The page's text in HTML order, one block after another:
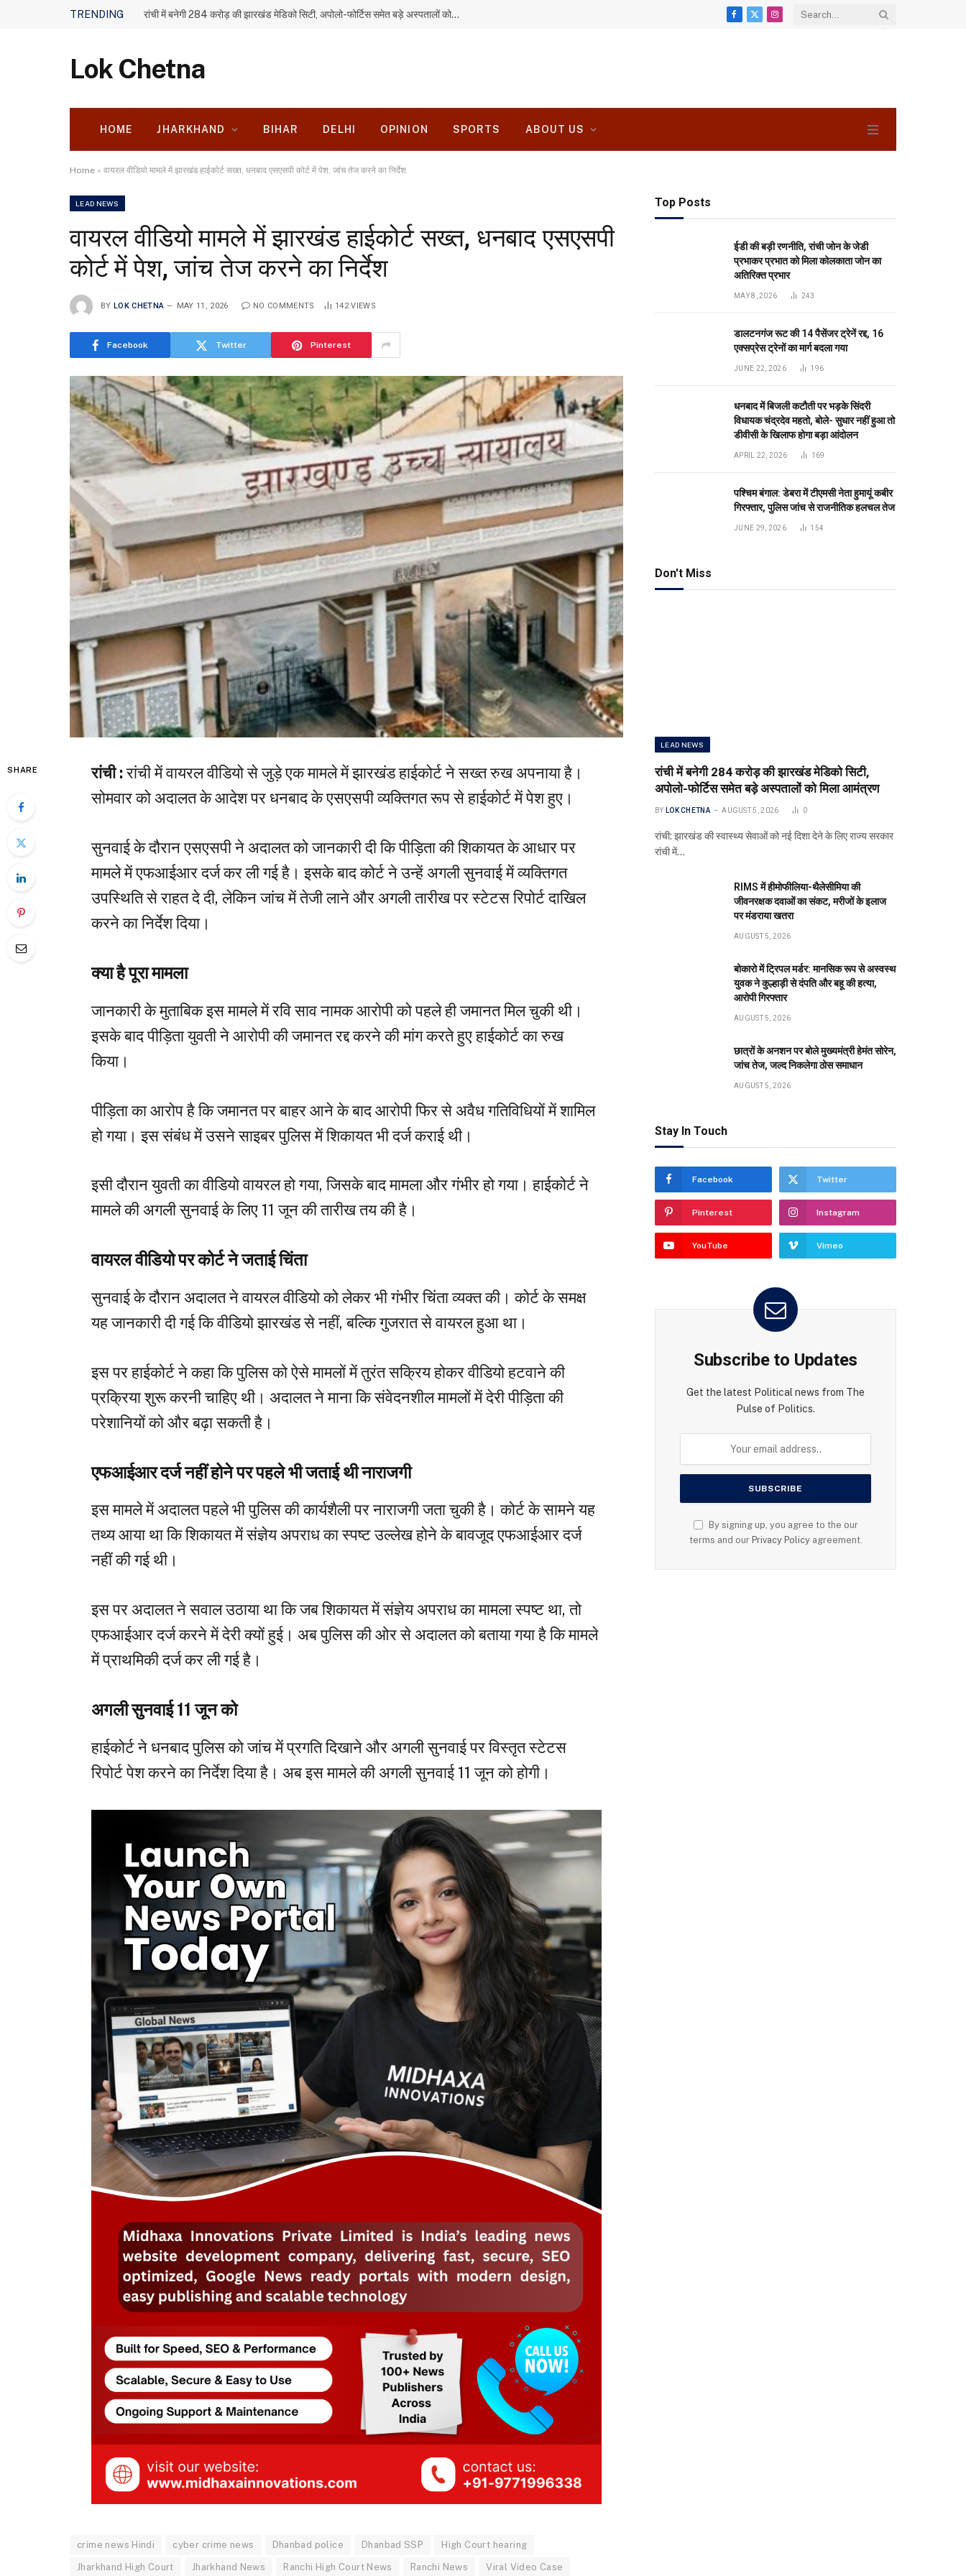
TRENDING रांची में बनेगी 284 करोड़ की झारखंड मेडिको सिटी, अपोलो-फोर्टिस समेत बड़े अस्पतालों को मिला आमंत्रण
Facebook
X
Instagram
Lok Chetna
HOME JHARKHAND BIHAR DELHI OPINION SPORTS ABOUT US
Home » वायरल वीडियो मामले में झारखंड हाईकोर्ट सख्त, धनबाद एसएसपी कोर्ट में पेश, जांच तेज करने का निर्देश
LEAD NEWS
वायरल वीडियो मामले में झारखंड हाईकोर्ट सख्त, धनबाद एसएसपी
कोर्ट में पेश, जांच तेज करने का निर्देश
BY LOK CHETNA MAY 11, 2026 NO COMMENTS 142VIEWS
Facebook Twitter Pinterest
SHARE रांची :रांची में वायरल वीडियो से जुड़े एक मामले में झारखंड हाईकोर्ट ने सख्त रुख अपनाया है।
सोमवार को अदालत के आदेश पर धनबाद के एसएसपी व्यक्तिगत रूप से हाईकोर्ट में पेश हुए।
सुनवाई के दौरान एसएसपी ने अदालत को जानकारी दी कि पीड़िता की शिकायत के आधार पर
मामले में एफआईआर दर्ज कर ली गई है। इसके बाद कोर्ट ने उन्हें अगली सुनवाई में व्यक्तिगत
उपस्थिति से राहत दे दी, लेकिन जांच में तेजी लाने और अगली तारीख पर स्टेटस रिपोर्ट दाखिल
करने का निर्देश दिया।
क्या है पूरा मामला
जानकारी के मुताबिक इस मामले में रवि साव नामक आरोपी को पहले ही जमानत मिल चुकी थी।
इसके बाद पीड़िता युवती ने आरोपी की जमानत रद्द करने की मांग करते हुए हाईकोर्ट का रुख
किया।
पीड़िता का आरोप है कि जमानत पर बाहर आने के बाद आरोपी फिर से अवैध गतिविधियों में शामिल
हो गया। इस संबंध में उसने साइबर पुलिस में शिकायत भी दर्ज कराई थी।
इसी दौरान युवती का वीडियो वायरल हो गया, जिसके बाद मामला और गंभीर हो गया। हाईकोर्ट ने
मामले की अगली सुनवाई के लिए 11 जून की तारीख तय की है।
वायरल वीडियो पर कोर्ट ने जताई चिंता
सुनवाई के दौरान अदालत ने वायरल वीडियो को लेकर भी गंभीर चिंता व्यक्त की। कोर्ट के समक्ष
यह जानकारी दी गई कि वीडियो झारखंड से नहीं, बल्कि गुजरात से वायरल हुआ था।
इस पर हाईकोर्ट ने कहा कि पुलिस को ऐसे मामलों में तुरंत सक्रिय होकर वीडियो हटवाने की
प्रक्रिया शुरू करनी चाहिए थी। अदालत ने माना कि संवेदनशील मामलों में देरी पीड़िता की
परेशानियों को और बढ़ा सकती है।
एफआईआर दर्ज नहीं होने पर पहले भी जताई थी नाराजगी
इस मामले में अदालत पहले भी पुलिस की कार्यशैली पर नाराजगी जता चुकी है। कोर्ट के सामने यह
तथ्य आया था कि शिकायत में संज्ञेय अपराध का स्पष्ट उल्लेख होने के बावजूद एफआईआर दर्ज
नहीं की गई थी।
इस पर अदालत ने सवाल उठाया था कि जब शिकायत में संज्ञेय अपराध का मामला स्पष्ट था, तो
एफआईआर दर्ज करने में देरी क्यों हुई। अब पुलिस की ओर से अदालत को बताया गया है कि मामले
में प्राथमिकी दर्ज कर ली गई है।
अगली सुनवाई 11 जून को
हाईकोर्ट ने धनबाद पुलिस को जांच में प्रगति दिखाने और अगली सुनवाई पर विस्तृत स्टेटस
रिपोर्ट पेश करने का निर्देश दिया है। अब इस मामले की अगली सुनवाई 11 जून को होगी।
crime news Hindi cyber crime news Dhanbad police Dhanbad SSP High Court hearing
Jharkhand High Court Jharkhand News Ranchi High Court News Ranchi News Viral Video Case
Top Posts
ईडी की बड़ी रणनीति, रांची जोन के जेडी
प्रभाकर प्रभात को मिला कोलकाता जोन का
अतिरिक्त प्रभार
MAY 8, 2026 243
डालटनगंज रूट की 14 पैसेंजर ट्रेनें रद्द, 16
एक्सप्रेस ट्रेनों का मार्ग बदला गया
JUNE 22, 2026 196
धनबाद में बिजली कटौती पर भड़के सिंदरी
विधायक चंद्रदेव महतो, बोले- सुधार नहीं हुआ तो
डीवीसी के खिलाफ होगा बड़ा आंदोलन
APRIL 22, 2026 169
पश्चिम बंगाल: डेबरा में टीएमसी नेता हुमायूं कबीर
गिरफ्तार, पुलिस जांच से राजनीतिक हलचल तेज
JUNE 29, 2026 154
Don't Miss
LEAD NEWS
रांची में बनेगी 284 करोड़ की झारखंड मेडिको सिटी,
अपोलो-फोर्टिस समेत बड़े अस्पतालों को मिला आमंत्रण
BY LOK CHETNA AUGUST 5, 2026 0
रांची: झारखंड की स्वास्थ्य सेवाओं को नई दिशा देने के लिए राज्य सरकार
रांची में…
RIMS में हीमोफीलिया-थैलेसीमिया की
जीवनरक्षक दवाओं का संकट, मरीजों के इलाज
पर मंडराया खतरा
AUGUST 5, 2026
बोकारो में ट्रिपल मर्डर: मानसिक रूप से अस्वस्थ
युवक ने कुल्हाड़ी से दंपति और बहू की हत्या,
आरोपी गिरफ्तार
AUGUST 5, 2026
छात्रों के अनशन पर बोले मुख्यमंत्री हेमंत सोरेन,
जांच तेज, जल्द निकलेगा ठोस समाधान
AUGUST 5, 2026
Stay In Touch
Facebook Twitter
Pinterest Instagram
YouTube Vimeo
Subscribe to Updates
Get the latest Political news from The
Pulse of Politics.
By signing up, you agree to the our
terms and our Privacy Policyagreement.